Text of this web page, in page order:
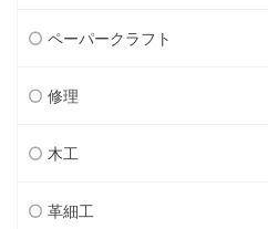
ペーパークラフト
修理
木工
革細工